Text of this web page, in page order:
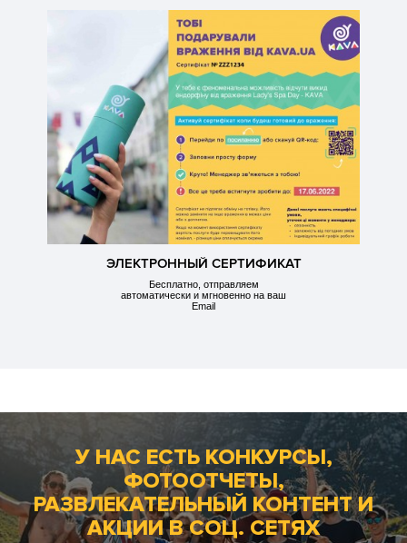
ЭЛЕКТРОННЫЙ СЕРТИФИКАТ
Бесплатно, отправляем
автоматически и мгновенно на ваш
Email
У НАС ЕСТЬ КОНКУРСЫ,
ФОТООТЧЕТЫ,
РАЗВЛЕКАТЕЛЬНЫЙ КОНТЕНТ И
АКЦИИ В СОЦ. СЕТЯХ